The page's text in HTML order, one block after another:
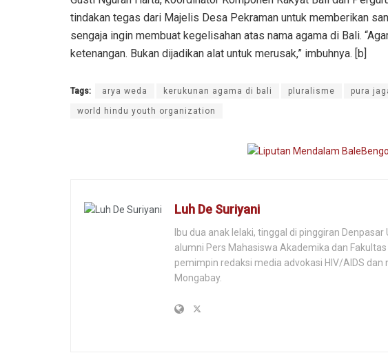
tindakan tegas dari Majelis Desa Pekraman untuk memberikan
sengaja ingin membuat kegelisahan atas nama agama di Bali.
ketenangan. Bukan dijadikan alat untuk merusak,” imbuhnya. [b]
Tags: arya weda kerukunan agama di bali pluralisme pura
world hindu youth organization
Luh De Suriyani
Ibu dua anak lelaki, tinggal di pinggiran
alumni Pers Mahasiswa Akademika dan
pemimpin redaksi media advokasi HIV/AIDS dan
Mongabay.